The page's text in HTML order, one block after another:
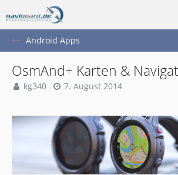
Android Apps
OsmAnd+ Karten &
kg340 7. August 2014